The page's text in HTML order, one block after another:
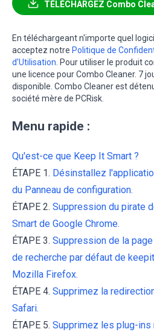
TÉLÉCHARGEZ Combo
En téléchargeant n'importe quel
acceptez notre Politique de
d’Utilisation. Pour utiliser le produit
une licence pour Combo Cleaner. 7
disponible. Combo Cleaner est
société mère de PCRisk.
Menu rapide :
Qu'est-ce que Keep It Smart ?
ÉTAPE 1. Désinstallez
du Panneau de configuration.
ÉTAPE 2. Suppression du pirate
Smart de Google Chrome.
ÉTAPE 3. Suppression de la
de recherche par défaut de
Mozilla Firefox.
ÉTAPE 4. Supprimez la
Safari.
ÉTAPE 5. Supprimez les plug-ins